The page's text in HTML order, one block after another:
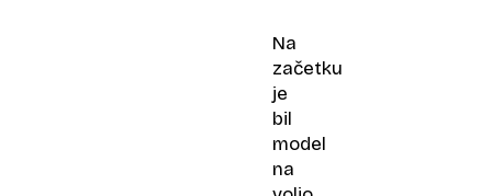
Na
začetku
je
bil
model
na